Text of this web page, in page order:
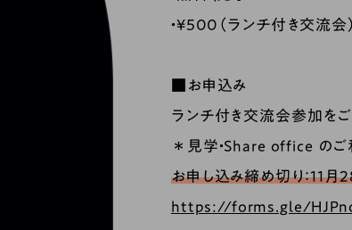
・¥500（ランチ付き交流会）
■お申込み
ランチ付き交流会参加を
＊見学・Share office のご
お申し込み締め切り：11
https://forms.gle/